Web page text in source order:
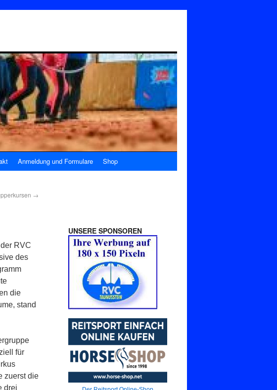
Anmeldung und Formulare Shop
→
RVC
des
die
stand
für
zuerst die
drei
UNSERE SPONSOREN